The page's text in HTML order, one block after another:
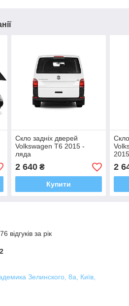
Скло задніх дверей
Volkswagen T6 2015 -
ляда
2 640₴
Купити
2
відгуків за рік
Зелинского, 8а, Київ,